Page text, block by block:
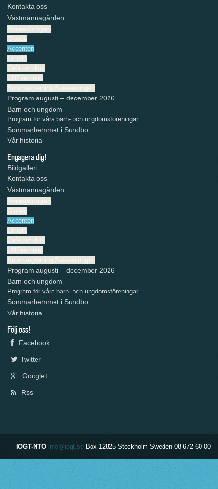
Kontakta oss
Västmannagården
Sveasalongen
Globen
Accenten
Cirkeln
Café och kök
UNF-rummet
Suterrängvåning Sveasalongen
Program augusti – december 2026
Barn och ungdom
Program för våra barn- och ungdomsföreningar.
Sommarhemmet i Sundbo
Vår historia
Engagera dig!
Bildgalleri
Kontakta oss
Västmannagården
Sveasalongen
Globen
Accenten
Cirkeln
Café och kök
UNF-rummet
Suterrängvåning Sveasalongen
Program augusti – december 2026
Barn och ungdom
Program för våra barn- och ungdomsföreningar.
Sommarhemmet i Sundbo
Vår historia
Följ oss!
Facebook
Twitter
Google+
Rss
IOGT-NTO info@iogt.se Box 12825 Stockholm Sweden 08-672 60 00